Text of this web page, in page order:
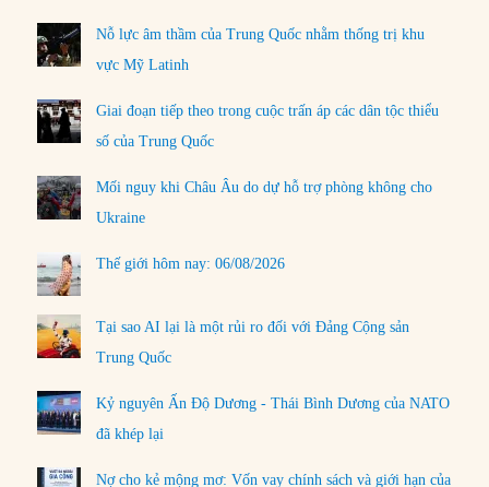
Nỗ lực âm thầm của Trung Quốc nhằm thống trị khu
vực Mỹ Latinh
Giai đoạn tiếp theo trong cuộc trấn áp các dân tộc thiểu
số của Trung Quốc
Mối nguy khi Châu Âu do dự hỗ trợ phòng không cho
Ukraine
Thế giới hôm nay: 06/08/2026
Tại sao AI lại là một rủi ro đối với Đảng Cộng sản
Trung Quốc
Kỷ nguyên Ấn Độ Dương - Thái Bình Dương của NATO
đã khép lại
Nợ cho kẻ mộng mơ: Vốn vay chính sách và giới hạn của